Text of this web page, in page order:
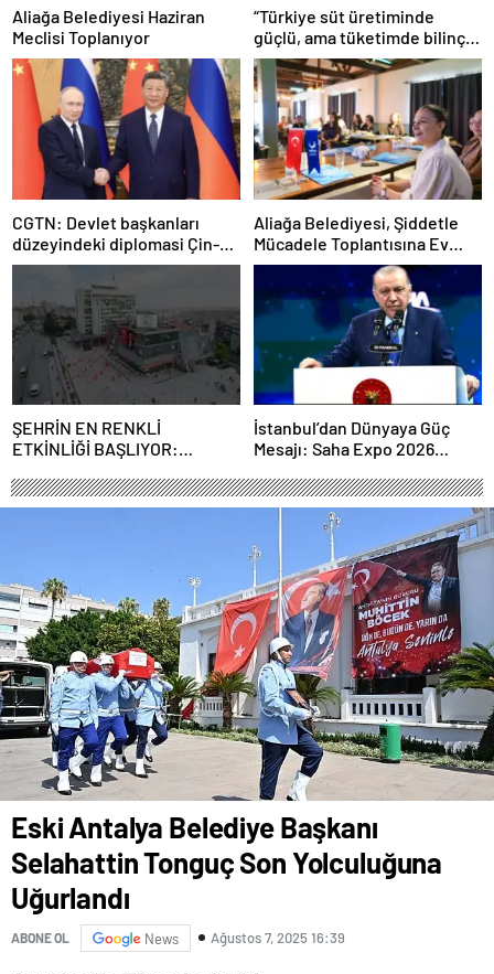
Aliağa Belediyesi Haziran
Meclisi Toplanıyor
“Türkiye süt üretiminde
güçlü, ama tüketimde bilinç
şart”
CGTN: Devlet başkanları
düzeyindeki diplomasi Çin-
Rusya arasındaki büyüyen
ortaklığı güçlendiriyor
Aliağa Belediyesi, Şiddetle
Mücadele Toplantısına Ev
Sahipliği Yaptı
ŞEHRİN EN RENKLİ
ETKİNLİĞİ BAŞLIYOR:
FESTİVALİ” HEYECANI
GAZİOSMANPAŞA’DA
İstanbul’dan Dünyaya Güç
Mesajı: Saha Expo 2026
Eski Antalya Belediye Başkanı
Selahattin Tonguç Son Yolculuğuna
Uğurlandı
ABONE OL News Ağustos 7, 2025 16:39